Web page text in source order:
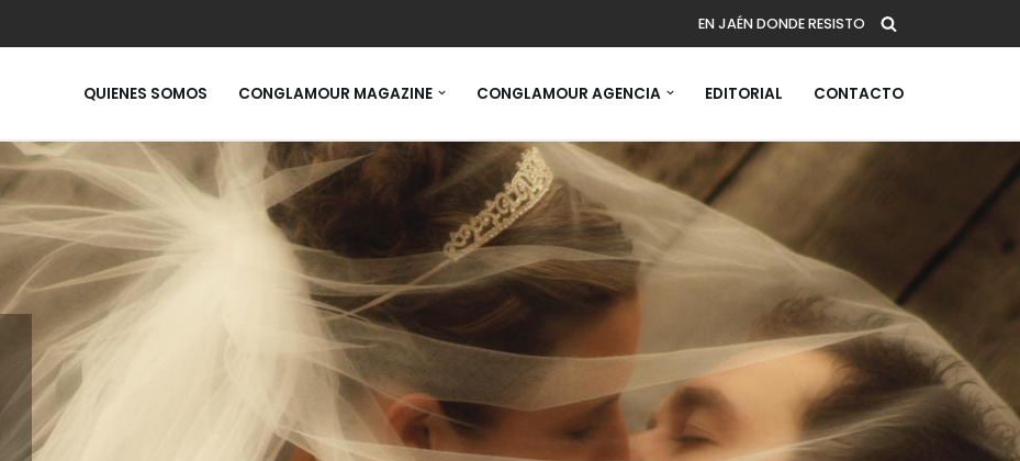
EN JAÉN DONDE RESISTO
QUIENES SOMOS CONGLAMOUR MAGAZINE CONGLAMOUR AGENCIA EDITORIAL CONTACTO